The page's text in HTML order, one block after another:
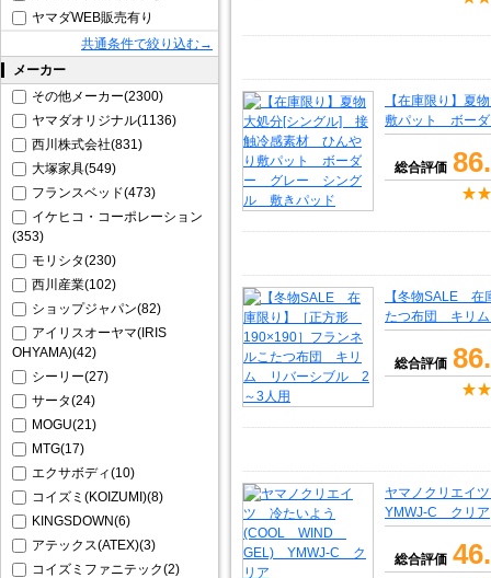
ヤマダWEB販売有り
共通条件で絞り込む→
メーカー
その他メーカー(2300)
ヤマダオリジナル(1136)
西川株式会社(831)
大塚家具(549)
フランスベッド(473)
イケヒコ・コーポレーション
(353)
モリシタ(230)
西川産業(102)
ショップジャパン(82)
アイリスオーヤマ(IRIS
OHYAMA)(42)
シーリー(27)
サータ(24)
MOGU(21)
MTG(17)
エクサボディ(10)
コイズミ(KOIZUMI)(8)
KINGSDOWN(6)
アテックス(ATEX)(3)
コイズミファニテック(2)
【在庫限り】
敷パット ボー
総合評価
【冬物SALE 在
たつ布団 キリ
総合評価
ヤマノクリエ
YMWJ-C クリア
総合評価